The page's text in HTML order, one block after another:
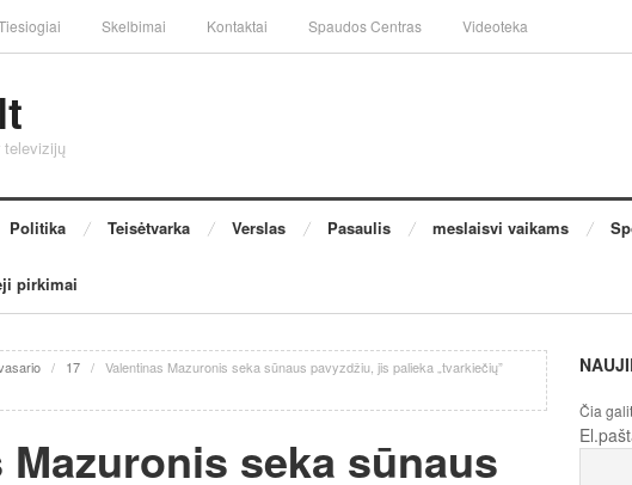
Skelbimai Kontaktai Spaudos Centras Videoteka
Politika Teisėtvarka Verslas Pasaulis meslaisvi vaikams
pirkimai
/ 17 / Valentinas Mazuronis seka sūnaus pavyzdžiu, jis palieka „tvarkiečių”
Mazuronis seka sūnaus
Čia